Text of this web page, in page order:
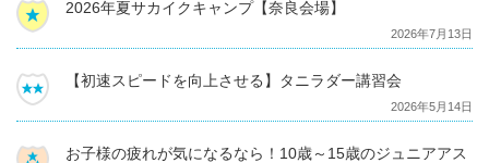
2026年夏サカイクキャンプ【奈良会場】
2026年7月13日
【初速スピードを向上させる】タニラダー講習会
2026年5月14日
お子様の疲れが気になるなら！10歳～15歳のジュニアアス